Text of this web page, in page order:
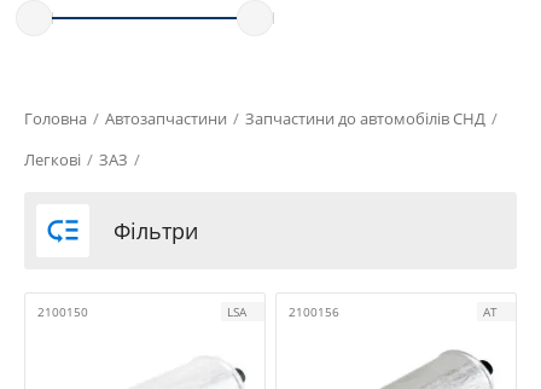
STELLOX
WEBER
АВАР
Головна / Автозапчастини / Запчастини до автомобілів СНД /
Легкові / ЗАЗ /
 Фільтри
2100150 LSA 2100156 АТ